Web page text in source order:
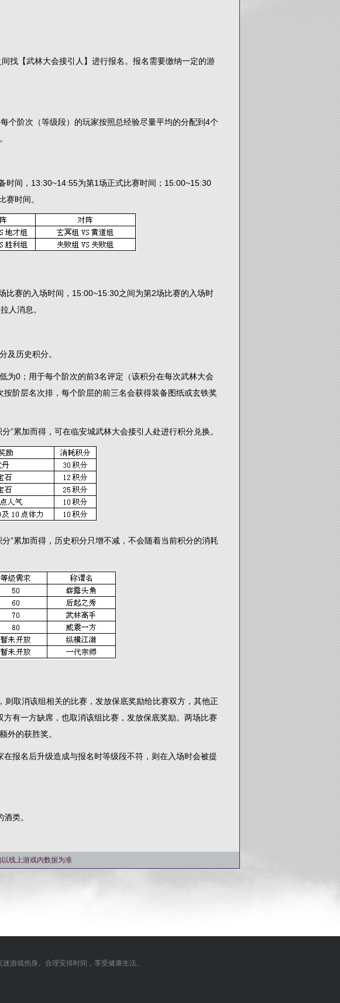
【武林大会接引人】进行报名。报名需要缴纳一定的游
阶次（等级段）的玩家按照总经验尽量平均的分配到4个
间，13:30~14:55为第1场正式比赛时间；15:00~15:30
赛时间。
赛的入场时间，15:00~15:30之间为第2场比赛的入场时
人消息。
历史积分。
为0；用于每个阶次的前3名评定（该积分在每次武林大会
阶层名次排，每个阶层的前三名会获得装备图纸或玄铁奖
”累加而得，可在临安城武林大会接引人处进行积分兑换。
”累加而得，历史积分只增不减，不会随着当前积分的消耗
取消该组相关的比赛，发放保底奖励给比赛双方，其他正
有一方缺席，也取消该组比赛，发放保底奖励。两场比赛
外的获胜奖。
名后升级造成与报名时等级段不符，则在入场时会被提
类。
以线上游戏内数据为准
游戏伤身。合理安排时间，享受健康生活。